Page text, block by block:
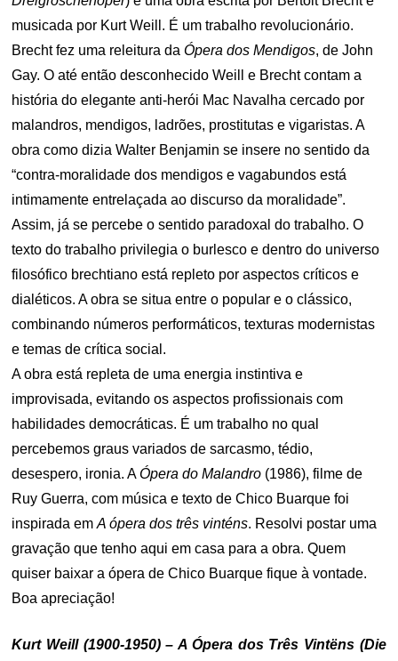
musicada por Kurt Weill. É um trabalho revolucionário.
Brecht fez uma releitura daÓpera dos Mendigos, de John
Gay. O até então desconhecido Weill e Brecht contam a
história do elegante anti-herói Mac Navalha cercado por
malandros, mendigos, ladrões, prostitutas e vigaristas. A
obra como dizia Walter Benjamin se insere no sentido da
“contra-moralidade dos mendigos e vagabundos está
intimamente entrelaçada ao discurso da moralidade”.
Assim, já se percebe o sentido paradoxal do trabalho. O
texto do trabalho privilegia o burlesco e dentro do universo
filosófico brechtiano está repleto por aspectos críticos e
dialéticos. A obra se situa entre o popular e o clássico,
combinando números performáticos, texturas modernistas
e temas de crítica social.
A obra está repleta de uma energia instintiva e
improvisada, evitando os aspectos profissionais com
habilidades democráticas. É um trabalho no qual
percebemos graus variados de sarcasmo, tédio,
desespero, ironia. AÓpera do Malandro (1986), filme de
Ruy Guerra, com música e texto de Chico Buarque foi
inspirada emA ópera dos três vinténs. Resolvi postar uma
gravação que tenho aqui em casa para a obra. Quem
quiser baixar a ópera de Chico Buarque fique à vontade.
Boa apreciação!
Kurt Weill (1900-1950) – A Ópera dos Três Vintëns (Die